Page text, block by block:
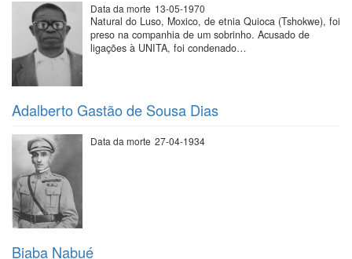
Data da morte 13-05-1970
Natural do Luso, Moxico, de etnia Quioca (Tshokwe), foi
preso na companhia de um sobrinho. Acusado de
ligações à UNITA, foi condenado…
Adalberto Gastão de Sousa Dias
Data da morte 27-04-1934
Biaba Nabué